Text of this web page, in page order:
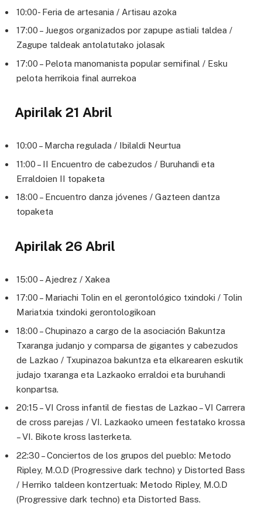
10:00- Feria de artesania / Artisau azoka
17:00 – Juegos organizados por zapupe astiali taldea /
Zagupe taldeak antolatutako jolasak
17:00 – Pelota manomanista popular semifinal / Esku
pelota herrikoia final aurrekoa
Apirilak 21 Abril
10:00 – Marcha regulada / Ibilaldi Neurtua
11:00 – II Encuentro de cabezudos / Buruhandi eta
Erraldoien II topaketa
18:00 – Encuentro danza jóvenes / Gazteen dantza
topaketa
Apirilak 26 Abril
15:00 – Ajedrez / Xakea
17:00 – Mariachi Tolin en el gerontológico txindoki / Tolin
Mariatxia txindoki gerontologikoan
18:00 – Chupinazo a cargo de la asociación Bakuntza
Txaranga judanjo y comparsa de gigantes y cabezudos
de Lazkao / Txupinazoa bakuntza eta elkarearen eskutik
judajo txaranga eta Lazkaoko erraldoi eta buruhandi
konpartsa.
20:15 – VI Cross infantil de fiestas de Lazkao – VI Carrera
de cross parejas / VI. Lazkaoko umeen festatako krossa
– VI. Bikote kross lasterketa.
22:30 – Conciertos de los grupos del pueblo: Metodo
Ripley, M.O.D (Progressive dark techno) y Distorted Bass
/ Herriko taldeen kontzertuak: Metodo Ripley, M.O.D
(Progressive dark techno) eta Distorted Bass.